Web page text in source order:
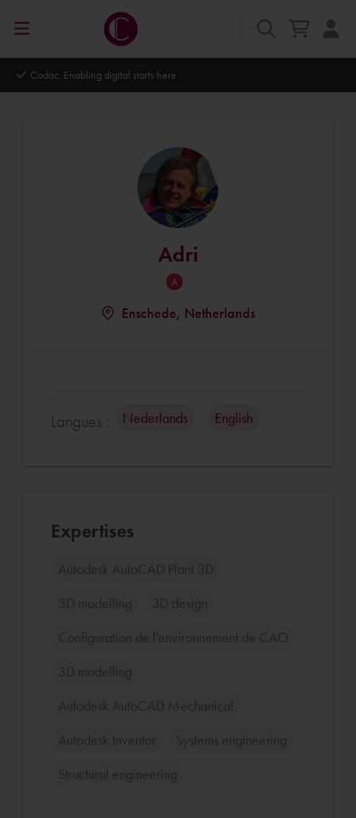
Autodesk Platinum Partner
Adri
Enschede, Netherlands
Langues : Nederlands English
Expertises
Autodesk AutoCAD Plant 3D
3D modelling 3D design
Configuration de l'environnement de CAO
3D modelling
Autodesk AutoCAD Mechanical
Autodesk Inventor Systems engineering
Structural engineering